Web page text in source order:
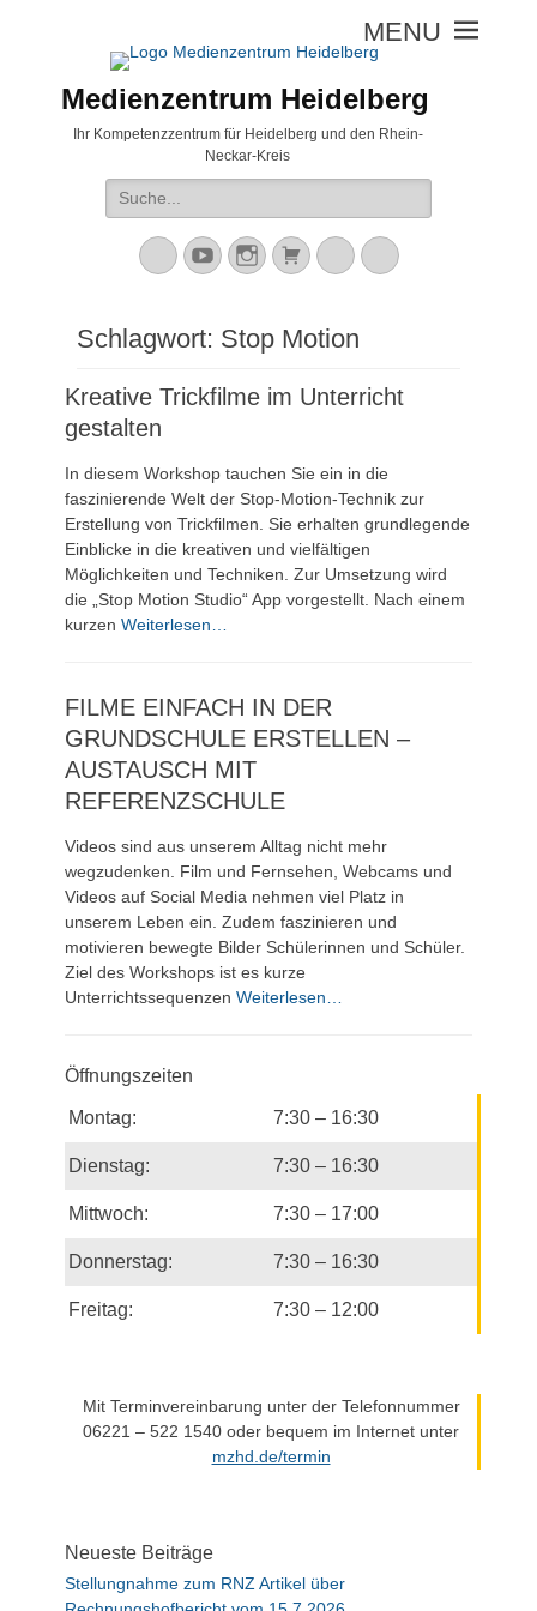
Medienzentrum Heidelberg
Ihr Kompetenzzentrum für Heidelberg und den Rhein-
Neckar-Kreis
Suche
nach:
Mastodon
YouTubeInstagramWarenkorb
CloudPeertube
Schlagwort: Stop Motion
Kreative Trickfilme im Unterricht
gestalten
In diesem Workshop tauchen Sie ein in die
faszinierende Welt der Stop-Motion-Technik zur
Erstellung von Trickfilmen. Sie erhalten grundlegende
Einblicke in die kreativen und vielfältigen
Möglichkeiten und Techniken. Zur Umsetzung wird
die „Stop Motion Studio“ App vorgestellt. Nach einem
kurzen Weiterlesen…
FILME EINFACH IN DER
GRUNDSCHULE ERSTELLEN –
AUSTAUSCH MIT
REFERENZSCHULE
Videos sind aus unserem Alltag nicht mehr
wegzudenken. Film und Fernsehen, Webcams und
Videos auf Social Media nehmen viel Platz in
unserem Leben ein. Zudem faszinieren und
motivieren bewegte Bilder Schülerinnen und Schüler.
Ziel des Workshops ist es kurze
Unterrichtssequenzen Weiterlesen…
Öffnungszeiten
Montag: 7:30 – 16:30
Dienstag: 7:30 – 16:30
Mittwoch: 7:30 – 17:00
Donnerstag: 7:30 – 16:30
Freitag: 7:30 – 12:00
Mit Terminvereinbarung unter der Telefonnummer
06221 – 522 1540 oder bequem im Internet unter
mzhd.de/termin
Neueste Beiträge
Stellungnahme zum RNZ Artikel über